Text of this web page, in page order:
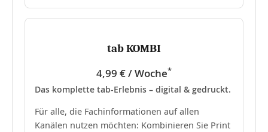
tab KOMBI
4,99 € / Woche*
Das komplette tab-Erlebnis – digital & gedruckt.
Für alle, die Fachinformationen auf allen
Kanälen nutzen möchten: Kombinieren Sie Print